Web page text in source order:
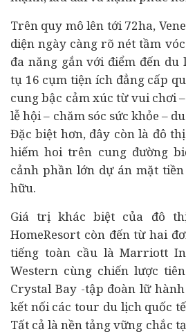
Trên quy mô lên tới 72ha,
diện ngày càng rõ nét tầm
đa năng gắn với điểm đến
tụ 16 cụm tiện ích đẳng cấp
cung bậc cảm xúc từ vui chơi
lễ hội – chăm sóc sức khỏe –
Đặc biệt hơn, đây còn là đô
hiếm hoi trên cung đường
cảnh phần lớn dự án mặt
hữu.
Giá trị khác biệt của đô
HomeResort còn đến từ hai
tiếng toàn cầu là Marriott
Western cùng chiến lược
Crystal Bay -tập đoàn lữ
kết nối các tour du lịch quốc
Tất cả là nền tảng vững chắc